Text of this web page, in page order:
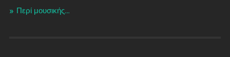
Περί μουσικής…